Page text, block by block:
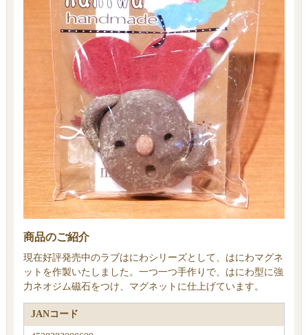
商品のご紹介
現在好評発売中のラブはにわシリーズとして、はにわマグネ
ットを作製いたしました。一つ一つ手作りで、はにわ型に強
力ネオジム磁石をつけ、マグネットに仕上げています。
JANコード